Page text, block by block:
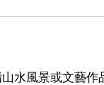
水風景或文藝作